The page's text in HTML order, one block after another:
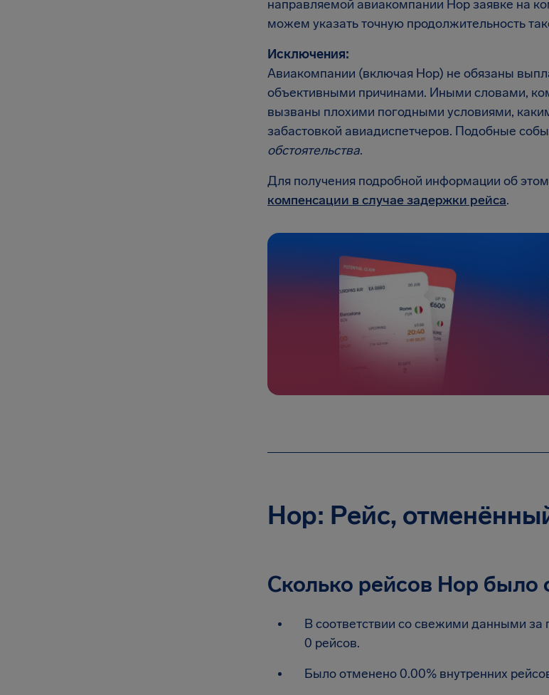
направляемой авиакомпании Hop заявке на
можем указать точную продолжительность
Исключения:
Авиакомпании (включая Hop) не обязаны
объективными причинами. Иными словами,
вызваны плохими погодными условиями,
забастовкой авиадиспетчеров. Подобные
обстоятельства.
Для получения подробной информации об
компенсации в случае задержки рейса.
Hop: Рейс,
Сколько рейсов Hop было
В соответствии со свежими данными
0 рейсов.
Было отменено 0.00% внутренних